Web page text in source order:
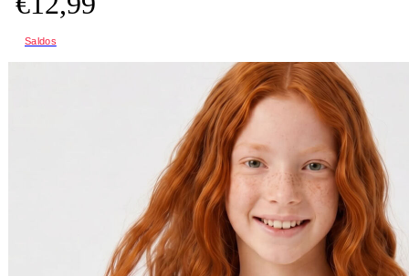
Saldos